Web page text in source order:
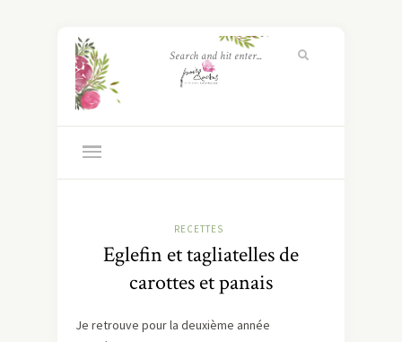
RECETTES
Eglefin et tagliatelles de
carottes et panais
Je retrouve pour la deuxième année